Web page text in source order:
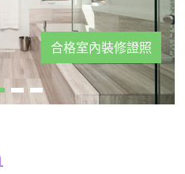
合格室內裝修證照